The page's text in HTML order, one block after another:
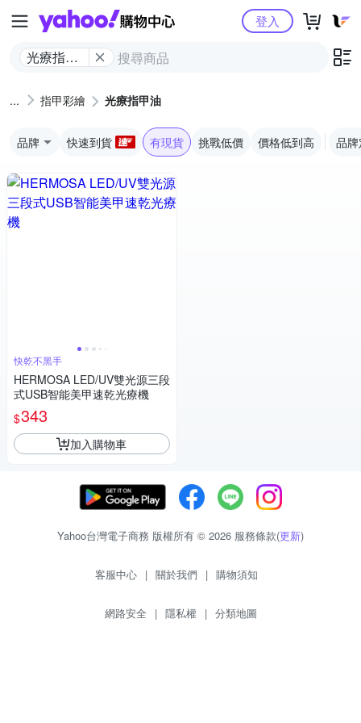
Yahoo購物中心
光療指甲
登入
指甲彩繪 光療指甲油
品牌 快速到貨 有現貨 挑戰低價 價格低到高 品
快乾不黑手
HERMOSA LED/UV雙光源三段
式USB智能美甲速乾光療機
$343
加入購物車
Yahoo台灣電子商務 版權所有 © 2026 服務條款(更新)
客服中心 | 關於我們 | 購物須知
網路安全 | 隱私權 | 分類地圖